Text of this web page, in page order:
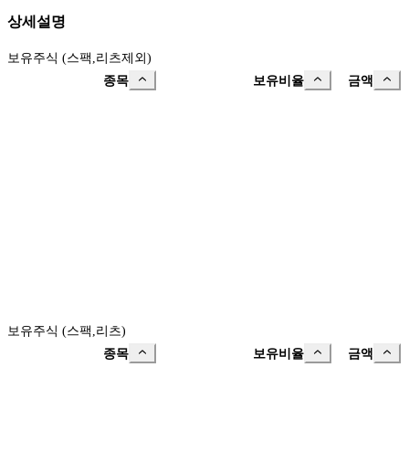
상세설명
보유주식 (스팩,리츠제외)
종목
보유비율 금액
보유주식 (스팩,리츠)
종목
보유비율 금액